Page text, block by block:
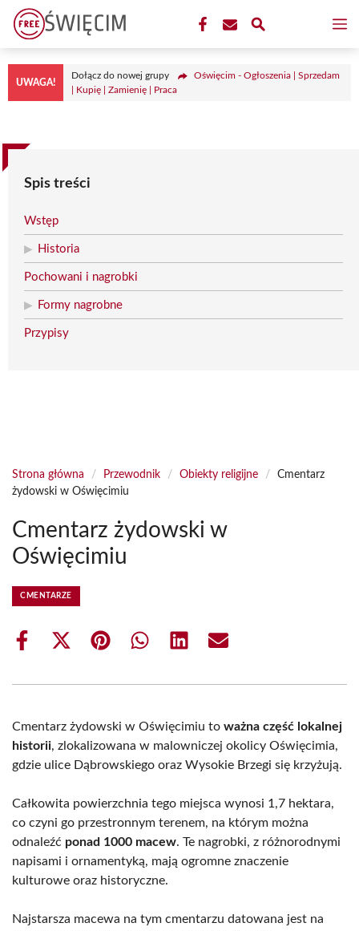
Przejdź
treści
UWAGA!
Dołącz do nowej grupy
Oświęcim - Ogłoszenia | Sprzedam
| Kupię | Zamienię | Praca
Spis treści
Wstęp
Historia
Pochowani i nagrobki
Formy nagrobne
Przypisy
Strona główna / Przewodnik / Obiekty religijne /
Cmentarz
żydowski w Oświęcimiu
Cmentarz żydowski w
Oświęcimiu
CMENTARZE
Share
Share
(Twitter)
Share Share Share Share
Cmentarz żydowski w Oświęcimiu to ważna część lokalnej
historii, zlokalizowana w malowniczej okolicy Oświęcimia,
gdzie ulice Dąbrowskiego oraz Wysokie Brzegi się krzyżują.
Całkowita powierzchnia tego miejsca wynosi 1,7 hektara,
co czyni go przestronnym terenem, na którym można
odnaleźć ponad 1000 macew. Te nagrobki, z różnorodnymi
napisami i ornamentyką, mają ogromne znaczenie
kulturowe oraz historyczne.
Najstarsza macewa na tym cmentarzu datowana jest na